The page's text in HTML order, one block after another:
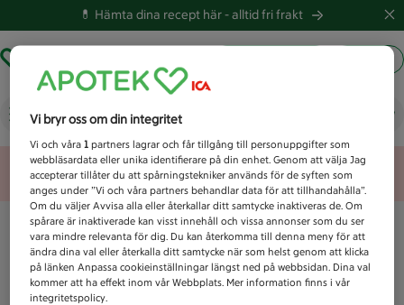
💊 Hämta dina recept här -alltid fri frakt
Vad letar du efter idag?
Unknown error
Vi bryr oss om din integritet
Vi och våra1 partners lagrar och får tillgång till personuppgifter som
webbläsardata eller unika identifierare på din enhet. Genom att välja Jag
accepterar tillåter du att spårningstekniker används för de syften som
anges under ”Vi och våra partners behandlar data för att tillhandahålla”.
Om du väljer Avvisa alla eller återkallar ditt samtycke inaktiveras de. Om
spårare är inaktiverade kan visst innehåll och vissa annonser som du ser
vara mindre relevanta för dig. Du kan återkomma till denna meny för att
ändra dina val eller återkalla ditt samtycke när som helst genom att klicka
på länken Anpassa cookieinställningar längst ned på webbsidan. Dina val
kommer att ha effekt inom vår Webbplats. Mer information finns i vår
integritetspolicy.